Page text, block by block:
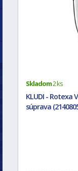
Skladom2 ks
KLUDI - Rotexa
súprava